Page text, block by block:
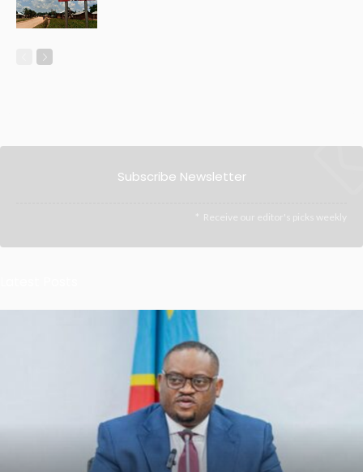
Subscribe Newsletter
Receive our editor's picks weekly